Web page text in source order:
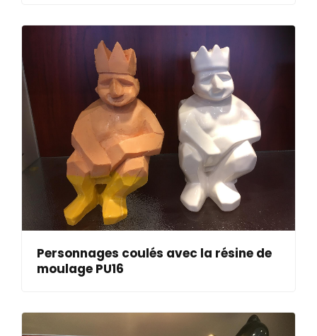
Personnages coulés avec la résine de
moulage PU16